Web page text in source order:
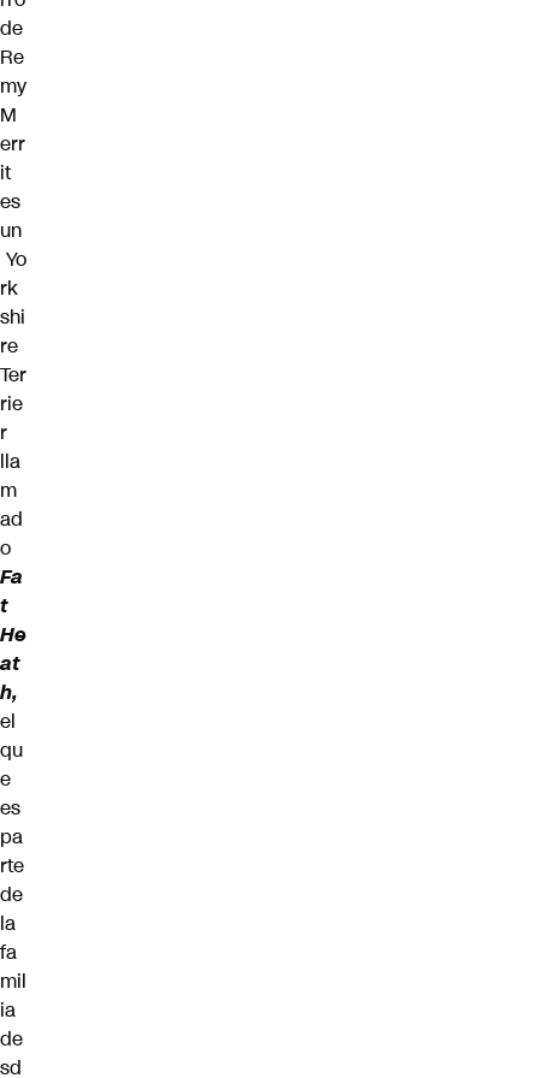
de
Re
my
M
err
it
es
un
Yo
rk
shi
re
Ter
rie
r
lla
m
ad
o
Fa
t
He
at
h,
el
qu
e
es
pa
rte
de
la
fa
mil
ia
de
sd